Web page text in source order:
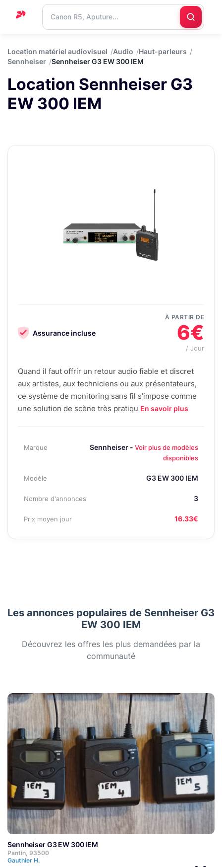
Support
Blog
Nous
contacter
Location matériel audiovisuel Audio
Haut-parleurs
Sennheiser
Sennheiser G3 EW 300 IEM
Location Sennheiser G3
EW 300 IEM
Assurance incluse
À PARTIR DE
6€
/ Jour
Quand il faut offrir un retour audio fiable et discret
aux artistes, aux techniciens ou aux présentateurs,
ce système de monitoring sans fil s’impose comme
une solution de scène très pratiqu En savoir plus
Marque Sennheiser - Voir plus de modèles
disponibles
Modèle G3 EW 300 IEM
Nombre d'annonces 3
Prix moyen jour 16.33€
Les annonces populaires de Sennheiser G3
EW 300 IEM
Découvrez les offres les plus demandées par la
communauté
Sennheiser G3 EW 300 IEM
Pantin, 93500
Gauthier H.